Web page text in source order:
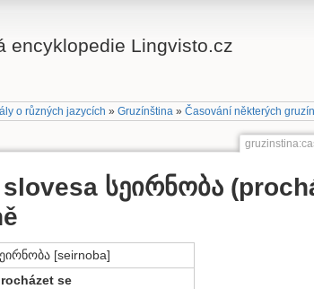
encyklopedie Lingvisto.cz
o různých jazycích »Gruzínština »Časování některých
სეირნობა
[seirnoba]
se